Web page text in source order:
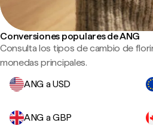
Conversiones populares de ANG
Consulta los tipos de cambio de
monedas principales.
ANG a USD
ANG a GBP